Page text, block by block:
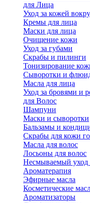
для Лица
Уход за кожей
Кремы для лица
Маски для лица
Очищение кожи
Уход за губами
Скрабы и пилинги
Тонизирование
Сыворотки и
Масла для лица
Уход за бровями и
для Волос
Шампуни
Маски и сыворотки
Бальзамы и
Скрабы для кожи
Масла для волос
Лосьоны для волос
Несмываемый уход
Ароматерапия
Эфирные масла
Косметические
Ароматизаторы